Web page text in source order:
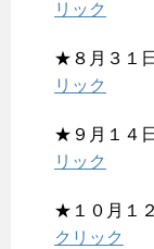
リック
★８月３
リック
★９月１
リック
★１０月
クリック